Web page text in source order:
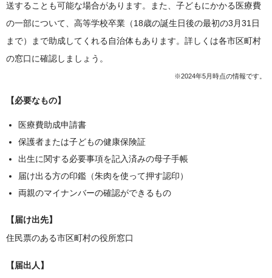
送することも可能な場合があります。また、子どもにかかる医療費
の一部について、高等学校卒業（18歳の誕生日後の最初の3月31日
まで）まで助成してくれる自治体もあります。詳しくは各市区町村
の窓口に確認しましょう。
※2024年5月時点の情報です。
【必要なもの】
医療費助成申請書
保護者または子どもの健康保険証
出生に関する必要事項を記入済みの母子手帳
届け出る方の印鑑（朱肉を使って押す認印）
両親のマイナンバーの確認ができるもの
【届け出先】
住民票のある市区町村の役所窓口
【届出人】